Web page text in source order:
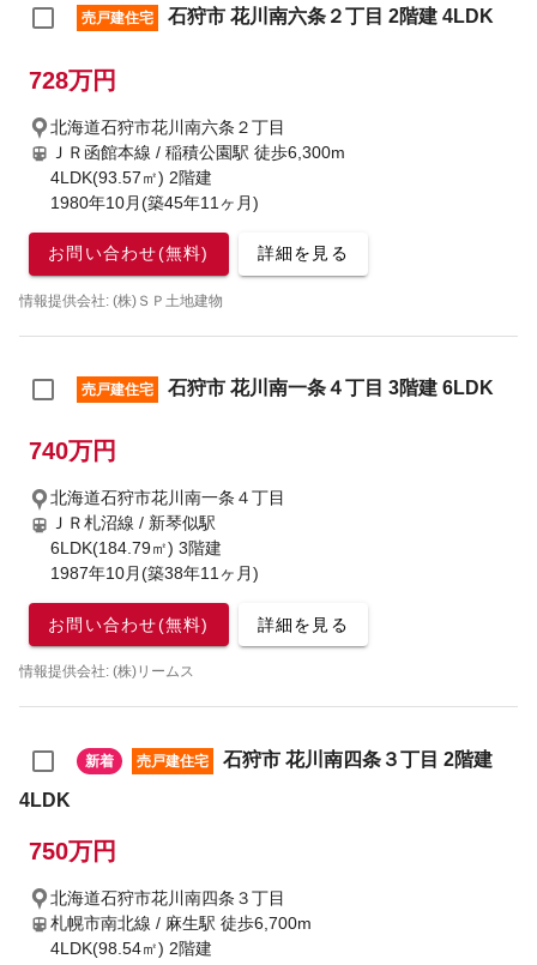
売戸建住宅 石狩市 花川南六条２丁目 2階建 4LDK
728万円
北海道石狩市花川南六条２丁目
ＪＲ函館本線 / 稲積公園駅 徒歩6,300m
4LDK(93.57㎡) 2階建
1980年10月(築45年11ヶ月)
お問い合わせ(無料) 詳細を見る
情報提供会社: (株)ＳＰ土地建物
売戸建住宅 石狩市 花川南一条４丁目 3階建 6LDK
740万円
北海道石狩市花川南一条４丁目
ＪＲ札沼線 / 新琴似駅
6LDK(184.79㎡) 3階建
1987年10月(築38年11ヶ月)
お問い合わせ(無料) 詳細を見る
情報提供会社: (株)リームス
新着 売戸建住宅
石狩市 花川南四条３丁目 2階建
4LDK
750万円
北海道石狩市花川南四条３丁目
札幌市南北線 / 麻生駅 徒歩6,700m
4LDK(98.54㎡) 2階建